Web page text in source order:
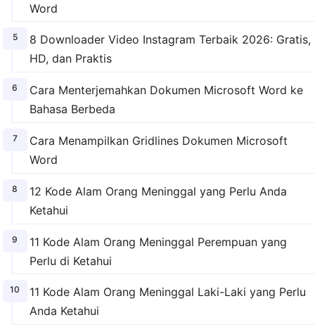
Word
8 Downloader Video Instagram Terbaik 2026: Gratis,
HD, dan Praktis
Cara Menterjemahkan Dokumen Microsoft Word ke
Bahasa Berbeda
Cara Menampilkan Gridlines Dokumen Microsoft
Word
12 Kode Alam Orang Meninggal yang Perlu Anda
Ketahui
11 Kode Alam Orang Meninggal Perempuan yang
Perlu di Ketahui
11 Kode Alam Orang Meninggal Laki-Laki yang Perlu
Anda Ketahui